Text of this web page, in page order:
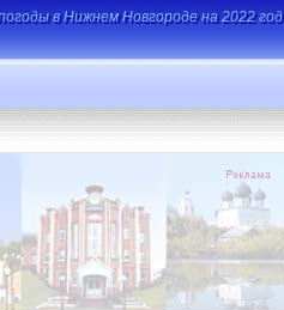
в Нижнем Новгороде на 2022 год